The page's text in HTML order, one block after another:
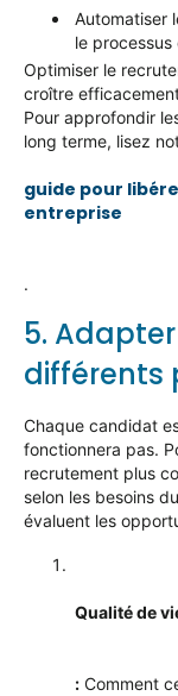
Automatiser
le processus
Optimiser le
croître
Pour approfondir
long terme, lisez
guide pour
entreprise
.
5.
différents
Chaque candidat
fonctionnera pas.
recrutement plus
selon les besoins
évaluent les
Qualité de
: Comment